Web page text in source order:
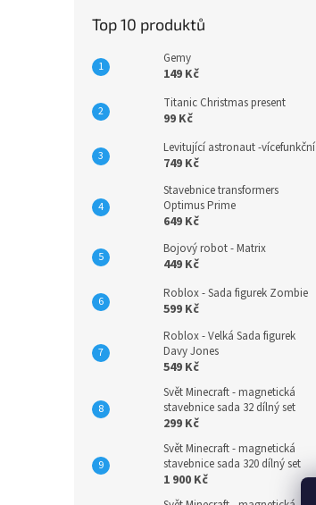
Top 10 produktů
Gemy
149 Kč
Titanic Christmas present
99 Kč
Levitující astronaut -vícefunkční
749 Kč
Stavebnice transformers
Optimus Prime
649 Kč
Bojový robot - Matrix
449 Kč
Roblox - Sada figurek Zombie
599 Kč
Roblox - Velká Sada figurek
Davy Jones
549 Kč
Svět Minecraft - magnetická
stavebnice sada 32 dílný set
299 Kč
Svět Minecraft - magnetická
stavebnice sada 320 dílný set
1 900 Kč